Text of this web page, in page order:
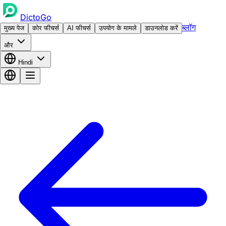
DictoGo
मुख्य पेज कोर फीचर्स AI फीचर्स उपयोग के मामले डाउनलोड करें ब्लॉग
और
Hindi